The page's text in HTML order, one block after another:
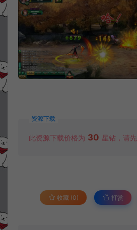
资源下载
此资源下载价格为 30 星钻，请先
收藏 (0) 打赏